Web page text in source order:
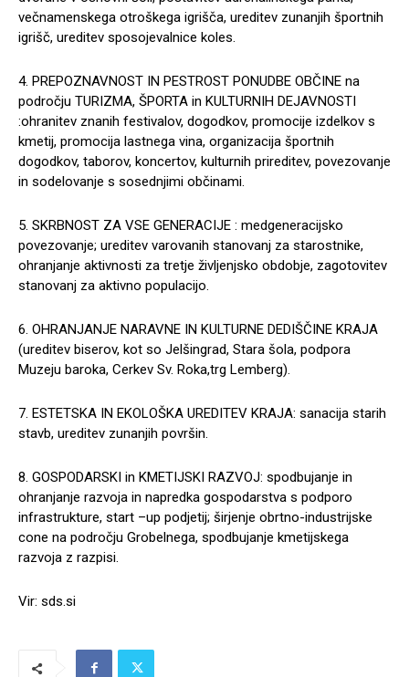
večnamenskega otroškega igrišča, ureditev zunanjih športnih
igrišč, ureditev sposojevalnice koles.
4. PREPOZNAVNOST IN PESTROST PONUDBE OBČINE na
področju TURIZMA, ŠPORTA in KULTURNIH DEJAVNOSTI
:ohranitev znanih festivalov, dogodkov, promocije izdelkov s
kmetij, promocija lastnega vina, organizacija športnih
dogodkov, taborov, koncertov, kulturnih prireditev, povezovanje
in sodelovanje s sosednjimi občinami.
5. SKRBNOST ZA VSE GENERACIJE : medgeneracijsko
povezovanje; ureditev varovanih stanovanj za starostnike,
ohranjanje aktivnosti za tretje življenjsko obdobje, zagotovitev
stanovanj za aktivno populacijo.
6. OHRANJANJE NARAVNE IN KULTURNE DEDIŠČINE KRAJA
(ureditev biserov, kot so Jelšingrad, Stara šola, podpora
Muzeju baroka, Cerkev Sv. Roka,trg Lemberg).
7. ESTETSKA IN EKOLOŠKA UREDITEV KRAJA: sanacija starih
stavb, ureditev zunanjih površin.
8. GOSPODARSKI in KMETIJSKI RAZVOJ: spodbujanje in
ohranjanje razvoja in napredka gospodarstva s podporo
infrastrukture, start –up podjetij; širjenje obrtno-industrijske
cone na področju Grobelnega, spodbujanje kmetijskega
razvoja z razpisi.
Vir: sds.si